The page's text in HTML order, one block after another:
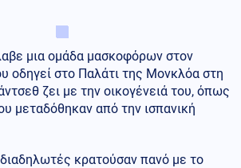
μια ομάδα μασκοφόρων στον
οδηγεί στο Παλάτι της Μονκλόα στη
ζει με την οικογένειά του, όπως
μεταδόθηκαν από την ισπανική
κρατούσαν πανό με το